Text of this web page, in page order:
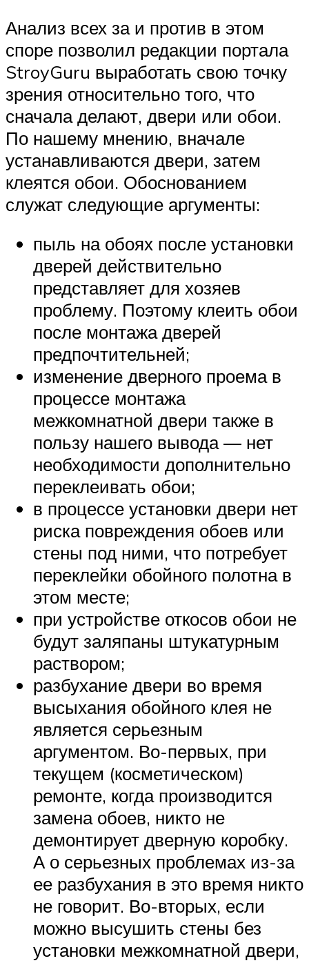
Анализ всех за и против в этом
споре позволил редакции портала
StroyGuru выработать свою точку
зрения относительно того, что
сначала делают, двери или обои.
По нашему мнению, вначале
устанавливаются двери, затем
клеятся обои. Обоснованием
служат следующие аргументы:
пыль на обоях после установки
дверей действительно
представляет для хозяев
проблему. Поэтому клеить обои
после монтажа дверей
предпочтительней;
изменение дверного проема в
процессе монтажа
межкомнатной двери также в
пользу нашего вывода — нет
необходимости дополнительно
переклеивать обои;
в процессе установки двери нет
риска повреждения обоев или
стены под ними, что потребует
переклейки обойного полотна в
этом месте;
при устройстве откосов обои не
будут заляпаны штукатурным
раствором;
разбухание двери во время
высыхания обойного клея не
является серьезным
аргументом. Во-первых, при
текущем (косметическом)
ремонте, когда производится
замена обоев, никто не
демонтирует дверную коробку.
А о серьезных проблемах из-за
ее разбухания в это время никто
не говорит. Во-вторых, если
можно высушить стены без
установки межкомнатной двери,